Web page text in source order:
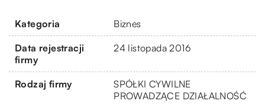
Kategoria Biznes
Data rejestracji
firmy
24 listopada 2016
Rodzaj firmy
SPÓŁKI CYWILNE
PROWADZĄCE DZIAŁALNOŚĆ